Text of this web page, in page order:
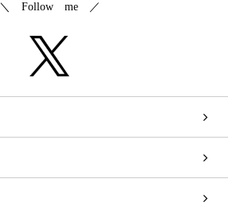
＼ Follow me ／